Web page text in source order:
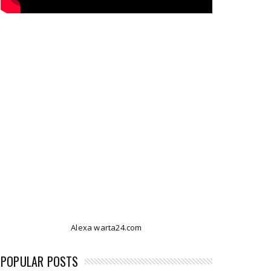
Alexa warta24.com
POPULAR POSTS